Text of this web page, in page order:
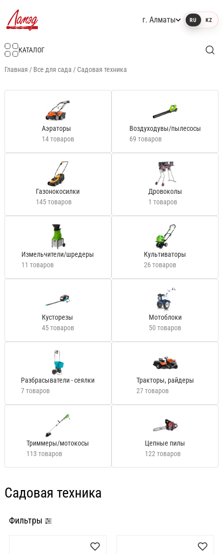
г. Алматы RU KZ
КАТАЛОГ
Главная / Все для сада / Садовая техника
Аэраторы
14 товаров
Воздуходувы/пылесосы
69 товаров
Газонокосилки
145 товаров
Дровоколы
1 товаров
Измельчители/шредеры
11 товаров
Культиваторы
26 товаров
Кусторезы
45 товаров
Мотоблоки
50 товаров
Разбрасыватели - сеялки
7 товаров
Тракторы, райдеры
27 товаров
Триммеры/мотокосы
113 товаров
Цепные пилы
122 товаров
Садовая техника
Фильтры